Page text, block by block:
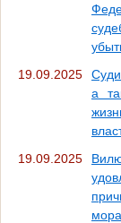
19.09.2025
а
19.09.2025